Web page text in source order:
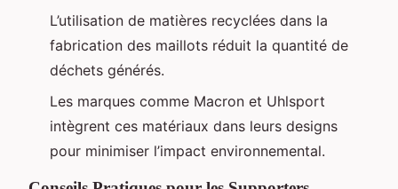
L’utilisation de matières recyclées dans la
fabrication des maillots réduit la quantité de
déchets générés.
Les marques comme Macron et Uhlsport
intègrent ces matériaux dans leurs designs
pour minimiser l’impact environnemental.